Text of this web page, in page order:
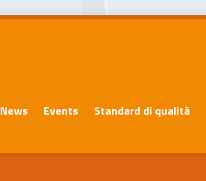
News Events Standard di qualità